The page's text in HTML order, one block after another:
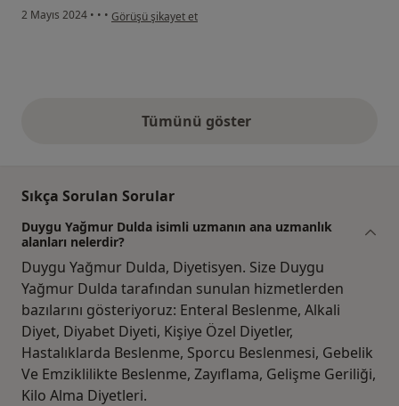
2 Mayıs 2024 • • • kullanıcının görüşüne göre e.....
Görüşü şikayet et
Tümünü gösteryukarıdaki görüşler
Sıkça Sorulan Sorular
Duygu Yağmur Dulda isimli uzmanın ana uzmanlık
alanları nelerdir?
Duygu Yağmur Dulda, Diyetisyen. Size Duygu
Yağmur Dulda tarafından sunulan hizmetlerden
bazılarını gösteriyoruz: Enteral Beslenme, Alkali
Diyet, Diyabet Diyeti, Kişiye Özel Diyetler,
Hastalıklarda Beslenme, Sporcu Beslenmesi, Gebelik
Ve Emziklilikte Beslenme, Zayıflama, Gelişme Geriliği,
Kilo Alma Diyetleri.